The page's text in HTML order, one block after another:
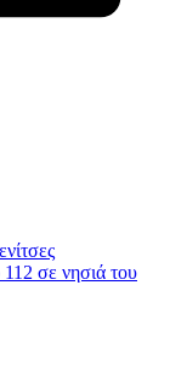
σε νησιά του